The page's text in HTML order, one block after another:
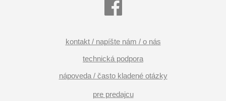
kontakt / napíšte nám / o nás
technická podpora
nápoveda / často kladené otázky
pre predajcu